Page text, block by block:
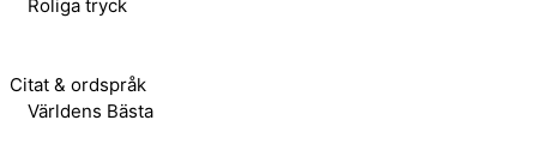
Roliga tryck
Citat & ordspråk
Världens Bästa